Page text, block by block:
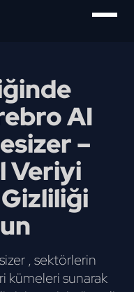
AI
–
Veriyi
, sektörlerin
kümeleri sunarak